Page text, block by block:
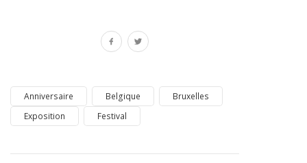
Anniversaire Belgique
Bruxelles
Exposition
Festival